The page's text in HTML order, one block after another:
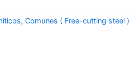
, Comunes ( Free-cutting steel )